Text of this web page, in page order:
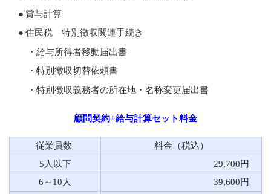
● 賞与計算
● 住民税 特別徴収関連手続き
・給与所得者移動届出書
・特別徴収切替依頼書
・特別徴収義務者の所在地・名称変更届出書
顧問契約+給与計算セット料金
従業員数
料金（税込）
5人以下
29,700円
6～10人
39,600円